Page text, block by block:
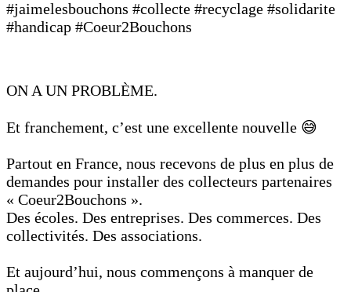
#jaimelesbouchons #collecte #recyclage #solidarite
#handicap #Coeur2Bouchons
ON A UN PROBLÈME.
Et franchement, c’est une excellente nouvelle 😅
Partout en France, nous recevons de plus en plus de
demandes pour installer des collecteurs partenaires
« Coeur2Bouchons ».
Des écoles. Des entreprises. Des commerces. Des
collectivités. Des associations.
Et aujourd’hui, nous commençons à manquer de